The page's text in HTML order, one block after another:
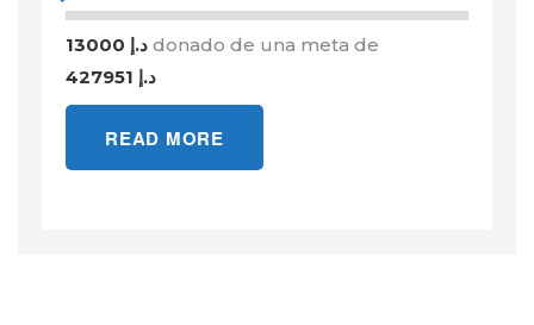
13000 د.إ donado de una meta de
427951 د.إ
READ MORE